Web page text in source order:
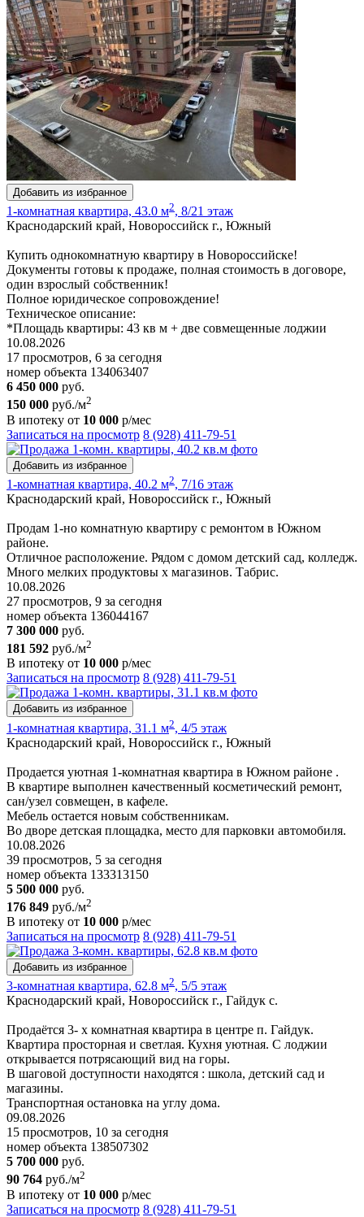
Добавить из избранное
1-комнатная квартира, 43.0 м2, 8/21 этаж
Краснодарский край, Новороссийск г., Южный
Купить однокомнатную квартиру в Новороссийске!
Документы готовы к продаже, полная стоимость в договоре,
один взрослый собственник!
Полное юридическое сопровождение!
Техническое описание:
*Площадь квартиры: 43 кв м + две совмещенные лоджии
10.08.2026
17 просмотров, 6 за сегодня
номер объекта 134063407
6 450 000 руб.
150 000 руб./м2
В ипотеку от 10 000 р/мес
Записаться на просмотр 8 (928) 411-79-51
Добавить из избранное
1-комнатная квартира, 40.2 м2, 7/16 этаж
Краснодарский край, Новороссийск г., Южный
Продам 1-но комнатную квартиру с ремонтом в Южном
районе.
Отличное расположение. Рядом с домом детский сад, колледж.
Много мелких продуктовы х магазинов. Табрис.
10.08.2026
27 просмотров, 9 за сегодня
номер объекта 136044167
7 300 000 руб.
181 592 руб./м2
В ипотеку от 10 000 р/мес
Записаться на просмотр 8 (928) 411-79-51
Добавить из избранное
1-комнатная квартира, 31.1 м2, 4/5 этаж
Краснодарский край, Новороссийск г., Южный
Продается уютная 1-комнатная квартира в Южном районе .
В квартире выполнен качественный косметический ремонт,
сан/узел совмещен, в кафеле.
Мебель остается новым собственникам.
Во дворе детская площадка, место для парковки автомобиля.
10.08.2026
39 просмотров, 5 за сегодня
номер объекта 133313150
5 500 000 руб.
176 849 руб./м2
В ипотеку от 10 000 р/мес
Записаться на просмотр 8 (928) 411-79-51
Добавить из избранное
3-комнатная квартира, 62.8 м2, 5/5 этаж
Краснодарский край, Новороссийск г., Гайдук с.
Продаётся 3- х комнатная квартира в центре п. Гайдук.
Квартира просторная и светлая. Кухня уютная. С лоджии
открывается потрясающий вид на горы.
В шаговой доступности находятся : школа, детский сад и
магазины.
Транспортная остановка на углу дома.
09.08.2026
15 просмотров, 10 за сегодня
номер объекта 138507302
5 700 000 руб.
90 764 руб./м2
В ипотеку от 10 000 р/мес
Записаться на просмотр 8 (928) 411-79-51